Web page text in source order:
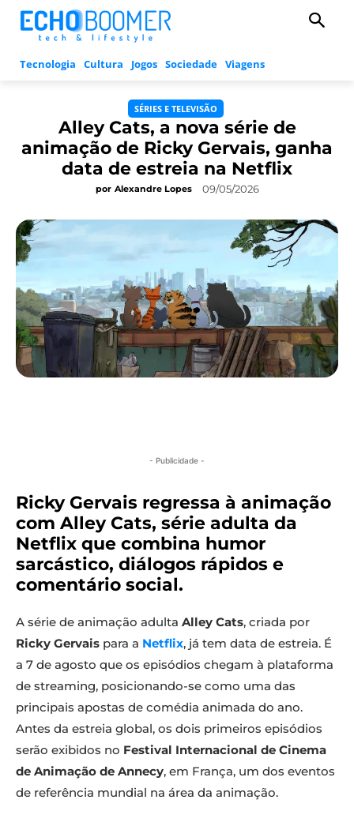
Tecnologia Cultura Jogos Sociedade Viagens
SÉRIES E TELEVISÃO
Alley Cats, a nova série de
animação de Ricky Gervais, ganha
data de estreia na Netflix
por Alexandre Lopes 09/05/2026
- Publicidade -
Ricky Gervais regressa à animação
com Alley Cats, série adulta da
Netflix que combina humor
sarcástico, diálogos rápidos e
comentário social.
A série de animação adulta Alley Cats, criada por
Ricky Gervais para a Netflix, já tem data de estreia. É
a 7 de agosto que os episódios chegam à plataforma
de streaming, posicionando-se como uma das
principais apostas de comédia animada do ano.
Antes da estreia global, os dois primeiros episódios
serão exibidos no Festival Internacional de Cinema
de Animação de Annecy, em França, um dos eventos
de referência mundial na área da animação.